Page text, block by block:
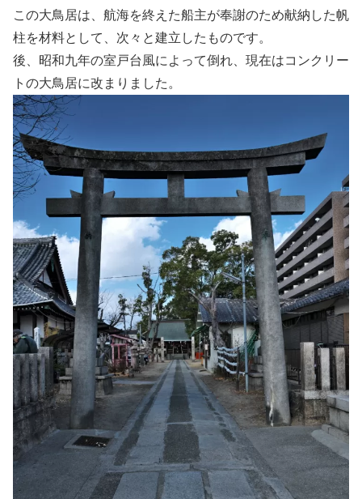
この大鳥居は、航海を終えた船主が奉謝のため献納した帆
柱を材料として、次々と建立したものです。
後、昭和九年の室戸台風によって倒れ、現在はコンクリー
トの大鳥居に改まりました。